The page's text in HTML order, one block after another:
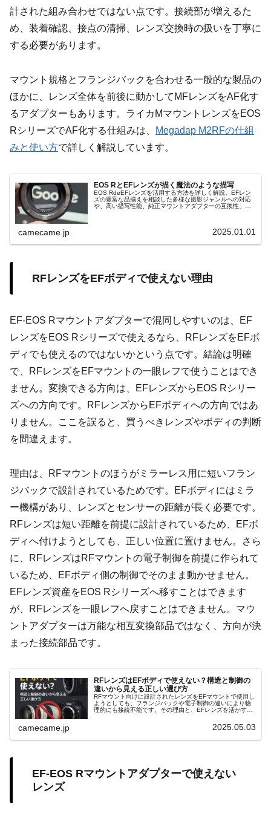
計された組み合わせではない点です。接続部が増えるた
め、装着確認、接点の清掃、レンズ交換時の扱いを丁寧に
する必要があります。
マウント規格とフランジバックを合わせる一般的な製品の
ほかに、レンズ全体を前後に動かしてMFレンズをAF化す
るアダプターもあります。ライカMマウントレンズをEOS
RシリーズでAF化する仕組みは、
Megadap M2RFの仕組
みと使い方で詳しく解説しています。
EOS RとEFレンズが描く魔法のような描写
EOS RdeEFレンズを活用する方法を詳しく解説。EFレン
ズの豊富な品揃えを相談した多様な撮影ジャンルへの対応
や、高い描写性能、純正マウントアダプターの互換性」に
camecame.jp 2025.01.01
RFレンズをEFボディで使えない理由
EF-EOS Rマウントアダプターで混同しやすいのは、EF
レンズをEOS Rシリーズで使えるなら、RFレンズをEFボ
ディでも使えるのではないかという点です。結論は明確
で、RFレンズをEFマウントの一眼レフで使うことはでき
ません。変換できる方向は、EFレンズからEOS Rシリー
ズへの方向です。RFレンズからEFボディへの方向ではあ
りません。ここを誤ると、買うべきレンズやボディの判断
を間違えます。
理由は、RFマウントのほうがミラーレス用に短いフラン
ジバックで設計されているためです。EFボディにはミラ
ー機構があり、レンズとセンサーの距離が長く必要です。
RFレンズは短い距離を前提に設計されているため、EFボ
ディへ付けようとしても、正しい位置に置けません。さら
に、RFレンズはRFマウントの電子制御を前提に作られて
いるため、EFボディ側の制御でそのまま動かせません。
EFレンズ資産をEOS Rシリーズへ移すことはできます
が、RFレンズを一眼レフへ戻すことはできません。マウ
ントアダプターは万能な相互変換部品ではなく、方向が決
まった接続部品です。
RFレンズはEFボディで使えない？構造と制御の
違いから見える正しい選び方
RFマウント向けに設計されたレンズをEFマウントで使用し
ようとしても、フランジバックや電子制御の違いにより物
理的にも接続不能です。その理由と、EFレンズを活かす運
camecame.jp 2025.05.03
EF-EOS Rマウントアダプターで使えない
レンズ